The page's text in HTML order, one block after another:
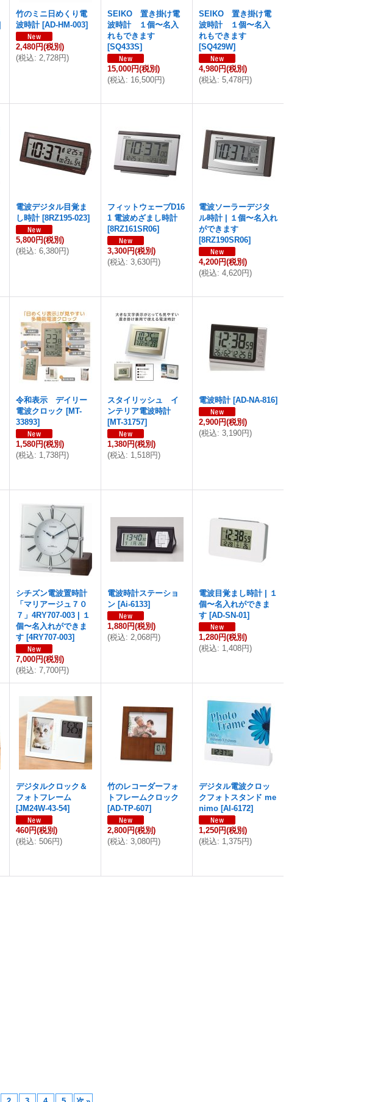
竹のミニ日めくり電
波時計 [AD-HM-003]
2,480円(税別)
(税込: 2,728円)
SEIKO 置き掛け電
波時計 １個〜名入
れもできます
[SQ433S]
15,000円(税別)
(税込: 16,500円)
SEIKO 置き掛け電
波時計 １個〜名入
れもできます
[SQ429W]
4,980円(税別)
(税込: 5,478円)
電波デジタル目覚ま
し時計 [8RZ195-023]
5,800円(税別)
(税込: 6,380円)
フィットウェーブD16
1 電波めざまし時計
[8RZ161SR06]
3,300円(税別)
(税込: 3,630円)
電波ソーラーデジタ
ル時計 | １個〜名入れ
ができます
[8RZ190SR06]
4,200円(税別)
(税込: 4,620円)
令和表示 デイリー
電波クロック [MT-
33893]
1,580円(税別)
(税込: 1,738円)
スタイリッシュ イ
ンテリア電波時計
[MT-31757]
1,380円(税別)
(税込: 1,518円)
電波時計 [AD-NA-816]
2,900円(税別)
(税込: 3,190円)
シチズン電波置時計
「マリアージュ７０
７」4RY707-003 | １
個〜名入れができま
す [4RY707-003]
7,000円(税別)
(税込: 7,700円)
電波時計ステーショ
ン [Ai-6133]
1,880円(税別)
(税込: 2,068円)
電波目覚まし時計 | １
個〜名入れができま
す [AD-SN-01]
1,280円(税別)
(税込: 1,408円)
デジタルクロック＆
フォトフレーム
[JM24W-43-54]
460円(税別)
(税込: 506円)
竹のレコーダーフォ
トフレームクロック
[AD-TP-607]
2,800円(税別)
(税込: 3,080円)
デジタル電波クロッ
クフォトスタンド me
nimo [AI-6172]
1,250円(税別)
(税込: 1,375円)